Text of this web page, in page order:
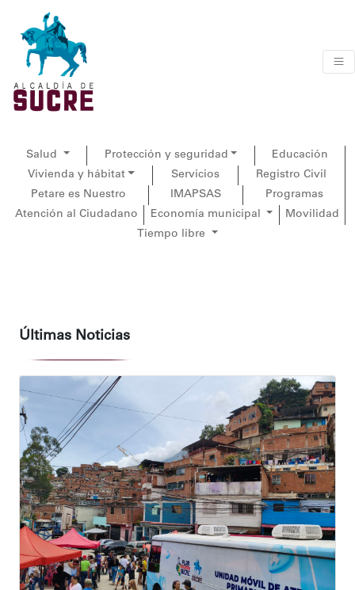
Salud Protección y seguridad
Educación
Vivienda y hábitat
Servicios
Registro Civil
Petare es Nuestro
IMAPSAS
Programas
Atención al Ciudadano
Economía municipal
Movilidad
Tiempo libre
Últimas Noticias